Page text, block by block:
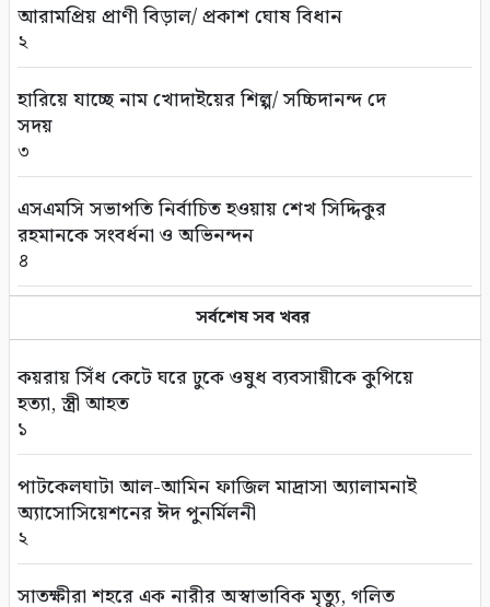
আরামপ্রিয় প্রাণী বিড়াল/ প্রকাশ ঘোষ বিধান
২
হারিয়ে যাচ্ছে নাম খোদাইয়ের শিল্প/ সচ্চিদানন্দ দে
সদয়
৩
এসএমসি সভাপতি নির্বাচিত হওয়ায় শেখ সিদ্দিকুর
রহমানকে সংবর্ধনা ও অভিনন্দন
৪
পাইকগাছায় বিলুপ্তির পথে বর্ষার কদম ফুল
৫
সাতক্ষীরা আদালত চত্বর থেকে হ্যান্ডক্যাপ পরা
আসামীর পালানোর ব্যর্থ চেষ্টা
৬
সুন্দরবনে আত্মসমর্পণকারী বনদস্যুরা আবারও
সক্রিয়? জেলেদের অভিযোগে নতুন আতঙ্ক
৭
সর্বশেষ সব খবর
কয়রায় সিঁধ কেটে ঘরে ঢুকে ওষুধ ব্যবসায়ীকে কুপিয়ে
হত্যা, স্ত্রী আহত
১
পাটকেলঘাটা আল-আমিন ফাজিল মাদ্রাসা অ্যালামনাই
অ্যাসোসিয়েশনের ঈদ পুনর্মিলনী
২
সাতক্ষীরা শহরে এক নারীর অস্বাভাবিক মৃত্যু, গলিত